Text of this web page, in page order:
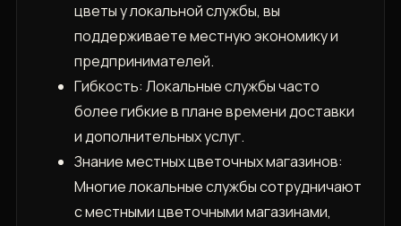
цветы у локальной службы, вы
поддерживаете местную экономику и
предпринимателей.
Гибкость: Локальные службы часто
более гибкие в плане времени доставки
и дополнительных услуг.
Знание местных цветочных магазинов:
Многие локальные службы сотрудничают
с местными цветочными магазинами,